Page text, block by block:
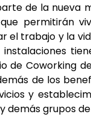
de la
permitirán
el trabajo y la
de Coworking
de los
y
demás grupos